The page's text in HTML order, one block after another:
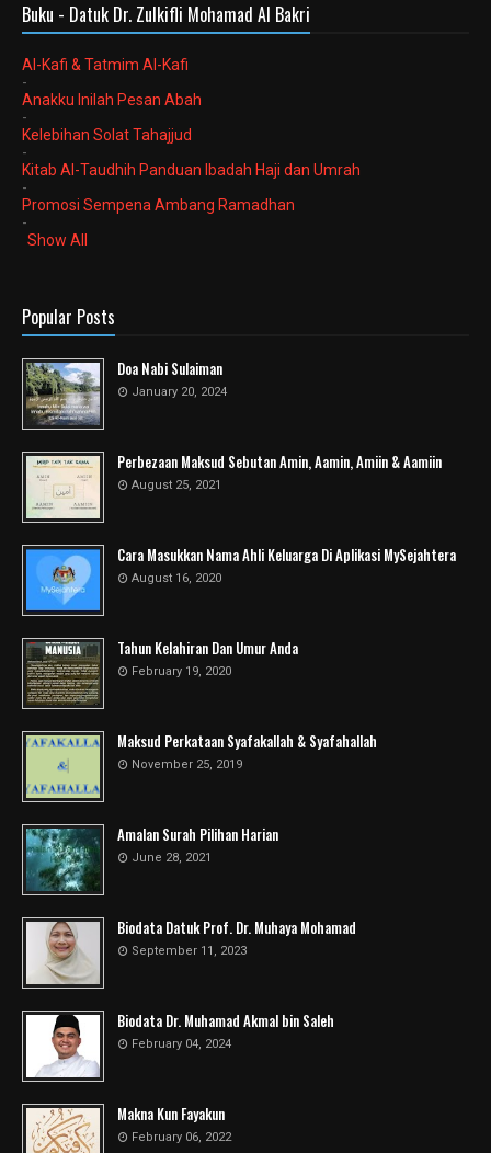
Buku - Datuk Dr. Zulkifli Mohamad Al Bakri
Al-Kafi & Tatmim Al-Kafi
-
Anakku Inilah Pesan Abah
-
Kelebihan Solat Tahajjud
-
Kitab Al-Taudhih Panduan Ibadah Haji dan Umrah
-
Promosi Sempena Ambang Ramadhan
-
Show All
Popular Posts
Doa Nabi Sulaiman
January 20, 2024
Perbezaan Maksud Sebutan Amin, Aamin, Amiin & Aamiin
August 25, 2021
Cara Masukkan Nama Ahli Keluarga Di Aplikasi MySejahtera
August 16, 2020
Tahun Kelahiran Dan Umur Anda
February 19, 2020
Maksud Perkataan Syafakallah & Syafahallah
November 25, 2019
Amalan Surah Pilihan Harian
June 28, 2021
Biodata Datuk Prof. Dr. Muhaya Mohamad
September 11, 2023
Biodata Dr. Muhamad Akmal bin Saleh
February 04, 2024
Makna Kun Fayakun
February 06, 2022